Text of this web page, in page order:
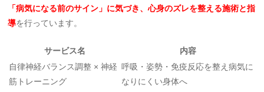
「病気になる前のサイン」に気づき、心身のズレを整える施術と指
導を行っています。
サービス名
内容
自律神経バランス調整 × 神経
筋トレーニング
呼吸・姿勢・免疫反応を整え病気に
なりにくい身体へ